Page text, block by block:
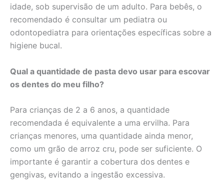
idade, sob supervisão de um adulto. Para bebês, o
recomendado é consultar um pediatra ou
odontopediatra para orientações específicas sobre a
higiene bucal.
Qual a quantidade de pasta devo usar para escovar
os dentes do meu filho?
Para crianças de 2 a 6 anos, a quantidade
recomendada é equivalente a uma ervilha. Para
crianças menores, uma quantidade ainda menor,
como um grão de arroz cru, pode ser suficiente. O
importante é garantir a cobertura dos dentes e
gengivas, evitando a ingestão excessiva.